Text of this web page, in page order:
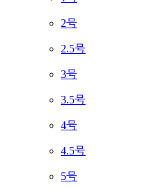
2号
2.5号
3号
3.5号
4号
4.5号
5号